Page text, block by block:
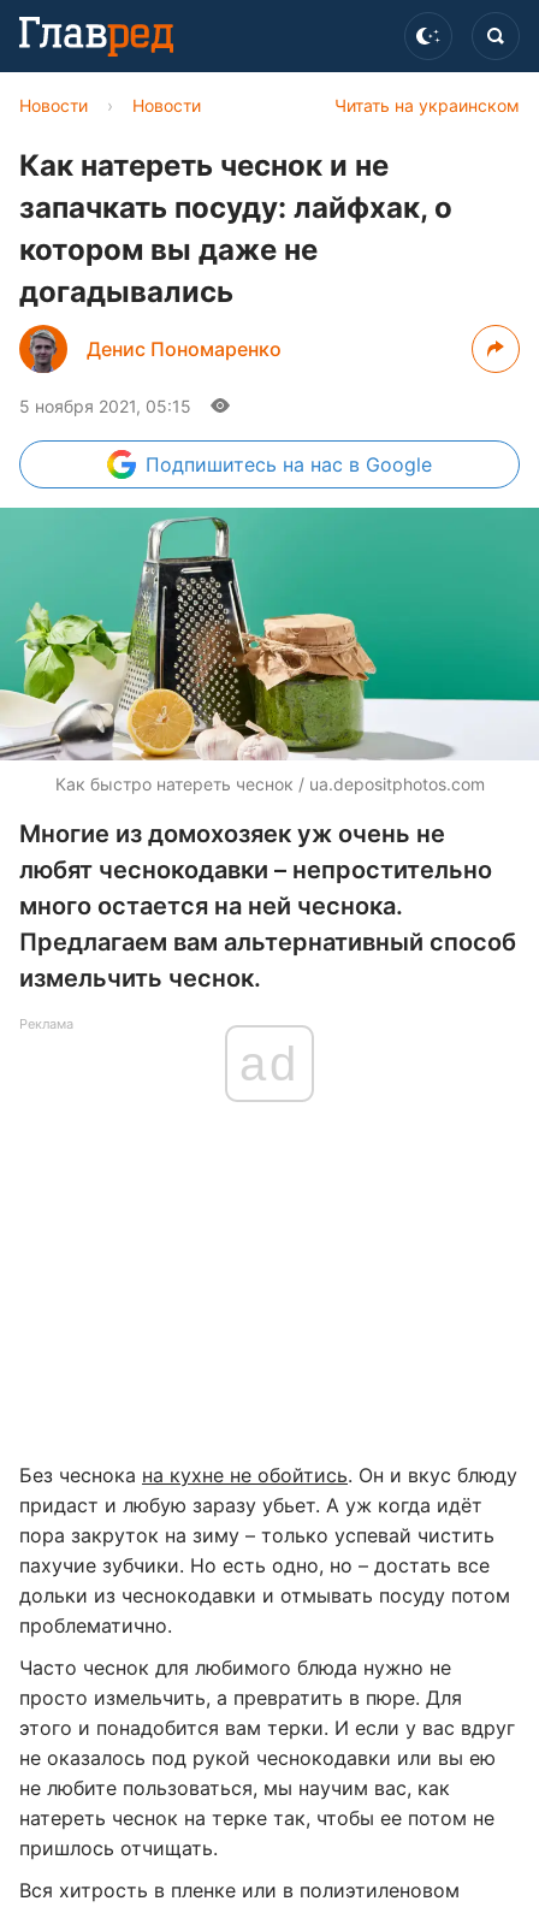
Читать на украинском
Новости › Новости
Как натереть чеснок и не
запачкать посуду: лайфхак, о
котором вы даже не
догадывались
Денис Пономаренко
5 ноября 2021, 05:15
Подпишитесь на нас в Google
Как быстро натереть чеснок / ua.depositphotos.com
Многие из домохозяек уж очень не
любят чеснокодавки – непростительно
много остается на ней чеснока.
Предлагаем вам альтернативный способ
измельчить чеснок.
Реклама
ad
Без чеснока на кухне не обойтись. Он и вкус блюду
придаст и любую заразу убьет. А уж когда идёт
пора закруток на зиму – только успевай чистить
пахучие зубчики. Но есть одно, но – достать все
дольки из чеснокодавки и отмывать посуду потом
проблематично.
Часто чеснок для любимого блюда нужно не
просто измельчить, а превратить в пюре. Для
этого и понадобится вам терки. И если у вас вдруг
не оказалось под рукой чеснокодавки или вы ею
не любите пользоваться, мы научим вас, как
натереть чеснок на терке так, чтобы ее потом не
пришлось отчищать.
Вся хитрость в пленке или в полиэтиленовом